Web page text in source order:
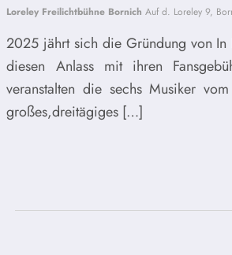
Loreley Freilichtbühne BornichAuf d. Loreley 9,
2025 jährt sich die Gründung von
diesen Anlass mit ihren
veranstalten die sechs Musiker
großes,dreitägiges […]